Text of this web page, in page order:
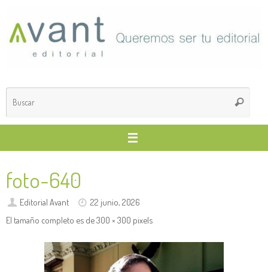
contenido
Buscar
foto-640
Editorial Avant
22 junio, 2026
El tamaño completo es de300 × 300 pixels